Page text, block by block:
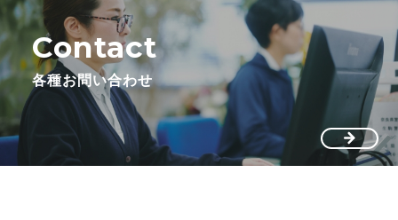
Contact
各種お問い合わせ